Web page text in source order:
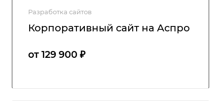
Разработка сайтов
Корпоративный сайт на Аспро
от 129 900 ₽